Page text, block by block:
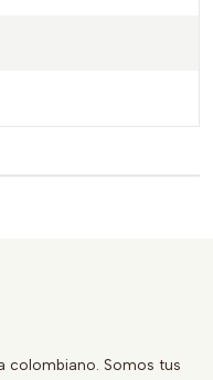
colombiano. Somos tus